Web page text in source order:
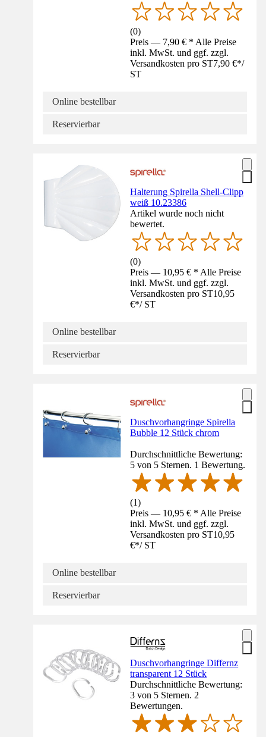
(0)
Preis — 7,90 € * Alle Preise
inkl. MwSt. und ggf. zzgl.
Versandkosten pro ST7,90 €*/
ST
Online bestellbar
Reservierbar
Halterung Spirella Shell-Clipp
weiß 10.23386
Artikel wurde noch nicht
bewertet.
(0)
Preis — 10,95 € * Alle Preise
inkl. MwSt. und ggf. zzgl.
Versandkosten pro ST10,95
€*/ ST
Online bestellbar
Reservierbar
Duschvorhangringe Spirella
Bubble 12 Stück chrom
Durchschnittliche Bewertung:
5 von 5 Sternen. 1 Bewertung.
(1)
Preis — 10,95 € * Alle Preise
inkl. MwSt. und ggf. zzgl.
Versandkosten pro ST10,95
€*/ ST
Online bestellbar
Reservierbar
Duschvorhangringe Differnz
transparent 12 Stück
Durchschnittliche Bewertung:
3 von 5 Sternen. 2
Bewertungen.